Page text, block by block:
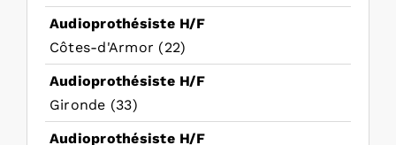
Audioprothésiste H/F
Côtes-d'Armor (22)
Audioprothésiste H/F
Gironde (33)
Audioprothésiste H/F